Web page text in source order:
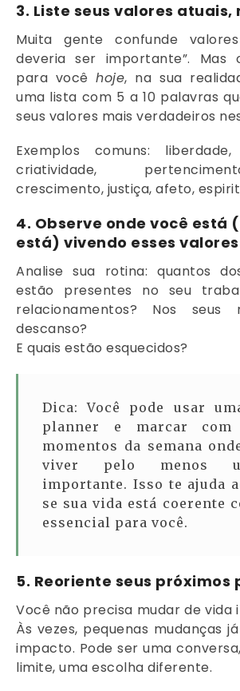
3. Liste seus valores atuais,
Muita gente confunde
deveria ser importante”. Mas
para vocêhoje, na sua
uma lista com 5 a 10 palavras
seus valores mais verdadeiros
Exemplos comuns: liberdade,
criatividade,
crescimento, justiça, afeto,
4. Observe onde você está
está) vivendo esses valores
Analise sua rotina: quantos
estão presentes no seu
relacionamentos? Nos seus
descanso?
E quais estão esquecidos?
Dica: Você pode usar
planner e marcar com
momentos da semana
viver pelo menos
importante. Isso te ajuda
se sua vida está coerente
essencial para você.
5. Reoriente seus próximos
Você não precisa mudar de vida
Às vezes, pequenas mudanças
impacto. Pode ser uma
limite, uma escolha diferente.